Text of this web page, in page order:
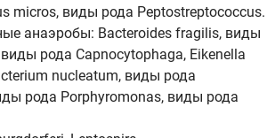
micros, виды рода Peptostreptococcus.
анаэробы: Bacteroides fragilis, виды
рода Capnocytophaga, Eikenella
nucleatum, виды рода
рода Porphyromonas, виды рода